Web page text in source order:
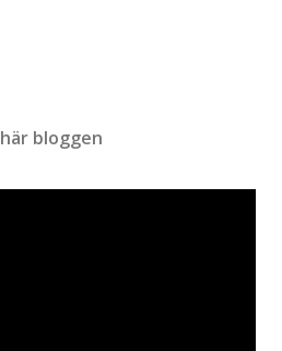
bloggen